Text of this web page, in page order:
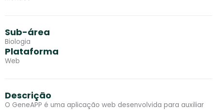
Sub-área
Biologia
Plataforma
Web
Descrição
O GeneAPP é uma aplicação web desenvolvida para auxiliar